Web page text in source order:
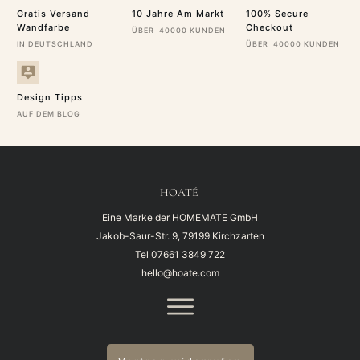
Gratis Versand
Wandfarbe
IN DEUTSCHLAND
10 Jahre Am Markt
ÜBER 40000 KUNDEN
100% Secure
Checkout
ÜBER 40000 KUNDEN
Design Tipps
AUF DEM BLOG
HOATÉ
Eine Marke der HOMEMATE GmbH
Jakob-Saur-Str. 9, 79199 Kirchzarten
Tel 07661 3849 722
hello@hoate.com